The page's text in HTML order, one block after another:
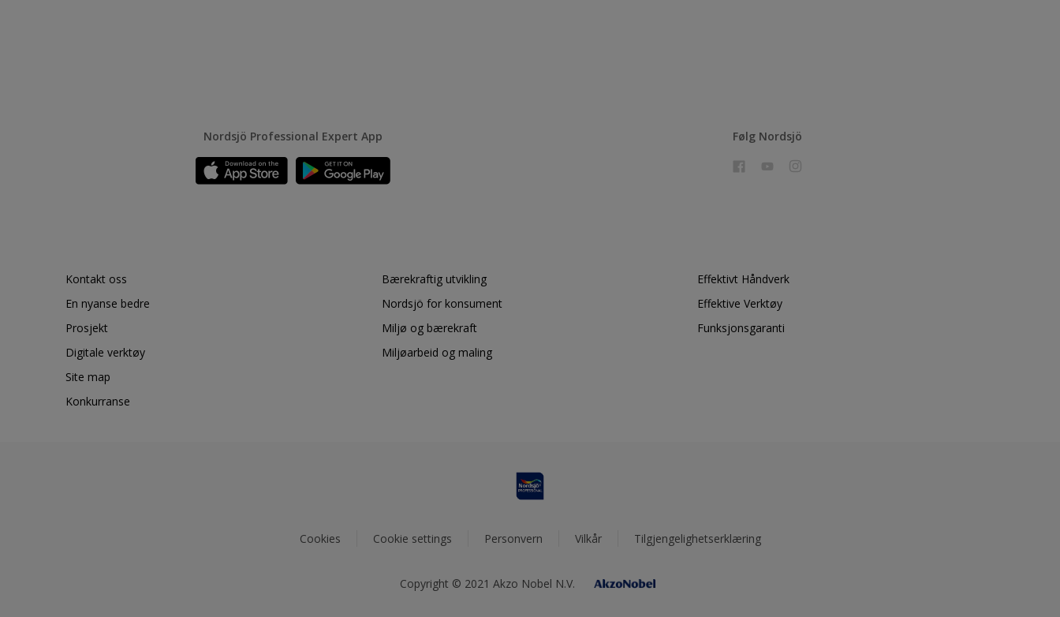
Nordsjö Professional Expert App Følg Nordsjö
Kontakt oss
En nyanse bedre
Prosjekt
Digitale verktøy
Site map
Konkurranse
Bærekraftig utvikling
Nordsjö for konsument
Miljø og bærekraft
Miljøarbeid og maling
Effektivt Håndverk
Effektive Verktøy
Funksjonsgaranti
Cookies Cookie settings Personvern Vilkår Tilgjengelighetserklæring
Copyright © 2021 Akzo Nobel N.V.